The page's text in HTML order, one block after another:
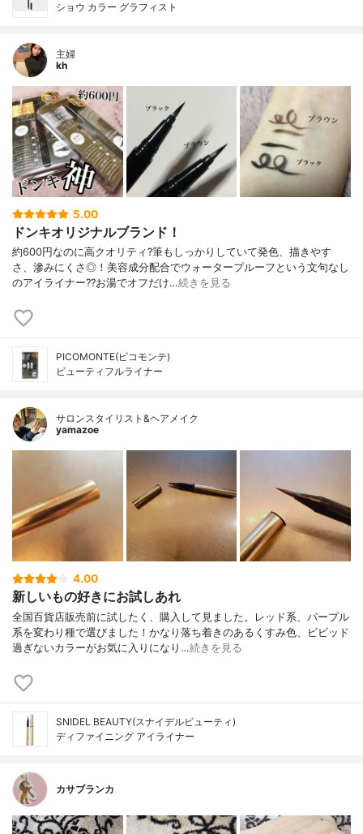
ショウ カラー グラフィスト
主婦
kh
5.00
ドンキオリジナルブランド！
約600円なのに高クオリティ?筆もしっかりしていて発色、描きやす
さ、滲みにくさ◎！美容成分配合でウォータープルーフという文句なし
のアイライナー??お湯でオフだけ…続きを見る
PICOMONTE(ピコモンテ)
ビューティフルライナー
サロンスタイリスト&ヘアメイク
yamazoe
4.00
新しいもの好きにお試しあれ
全国百貨店販売前に試したく、購入して見ました。レッド系、パープル
系を変わり種で選びました！かなり落ち着きのあるくすみ色、ビビッド
過ぎないカラーがお気に入りになり…続きを見る
SNIDEL BEAUTY(スナイデルビューティ)
ディファイニング アイライナー
カサブランカ